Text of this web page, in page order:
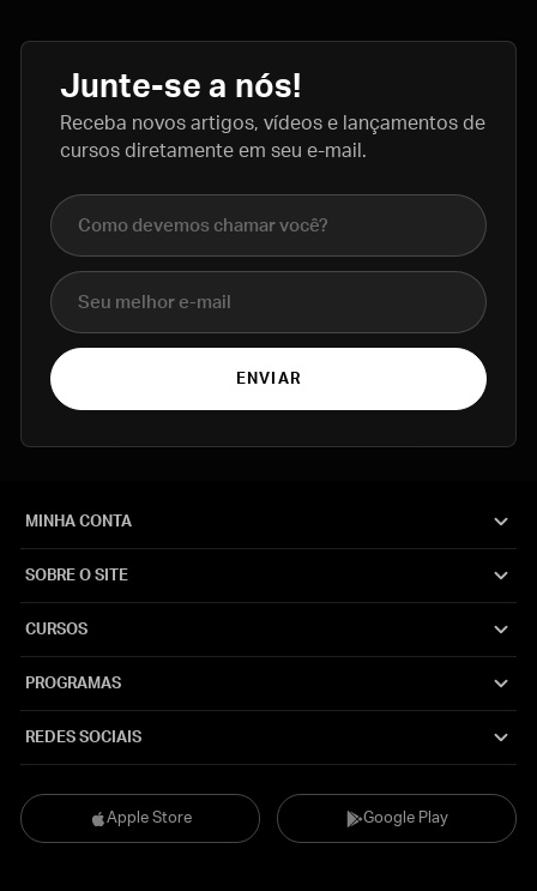
Junte-se a nós!
Receba novos artigos, vídeos e lançamentos de
cursos diretamente em seu e-mail.
Nome completo
E-mail
ENVIAR
Apple Store Google Play
MINHA CONTA
SOBRE O SITE
CURSOS
PROGRAMAS
REDES SOCIAIS